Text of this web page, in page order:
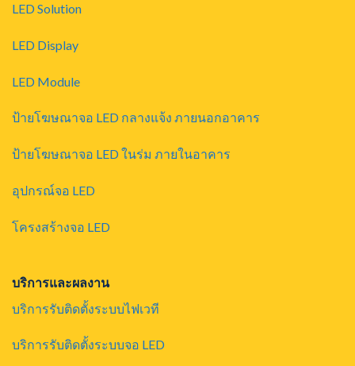
LED Solution
LED Display
LED Module
ป้ายโฆษณาจอ LED กลางแจ้ง ภายนอกอาคาร
ป้ายโฆษณาจอ LED ในร่ม ภายในอาคาร
อุปกรณ์จอ LED
โครงสร้างจอ LED
บริการและผลงาน
บริการรับติดตั้งระบบไฟเวที
บริการรับติดตั้งระบบจอ LED